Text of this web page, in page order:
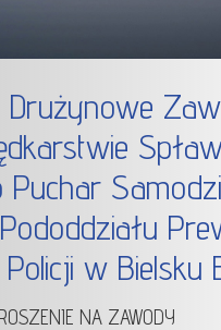
Drużynowe
Puchar
Pododdziału
Policji w Bielsku
NA ZAWODY